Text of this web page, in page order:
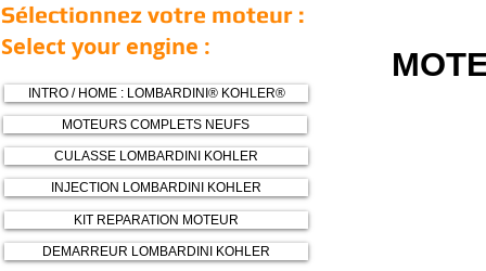
INJECTION LOMBARDINI KOHLER
DEMARREUR LOMBARDINI KOHLER
MOTEURS COMPLETS NEUFS
INTRO / HOME : LOMBARDINI® KOHLER®
CULASSE LOMBARDINI KOHLER
KIT REPARATION MOTEUR
Sélectionnez votre moteur :
Select your engine :